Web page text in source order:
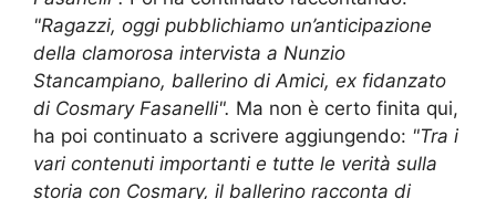
"Ragazzi, oggi pubblichiamo un’anticipazione
della clamorosa intervista a Nunzio
Stancampiano, ballerino di Amici, ex fidanzato
di Cosmary Fasanelli". Ma non è certo finita qui,
ha poi continuato a scrivere aggiungendo: "Tra i
vari contenuti importanti e tutte le verità sulla
storia con Cosmary, il ballerino racconta di